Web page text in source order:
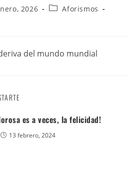
2026
Aforismos
del mundo mundial
es a veces, la felicidad!
13 febrero, 2024